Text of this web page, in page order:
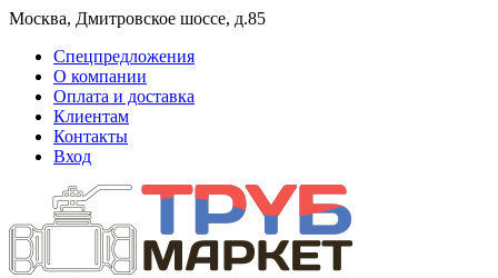
Москва, Дмитровское шоссе, д.85
Спецпредложения
О компании
Оплата и доставка
Клиентам
Контакты
Вход